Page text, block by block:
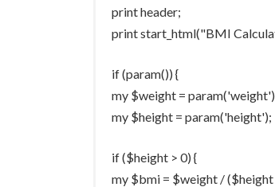
print header;
print start_html("BMI
if (param()) {
my $weight =
my $height = param('height');
if ($height > 0) {
my $bmi = $weight / ($height